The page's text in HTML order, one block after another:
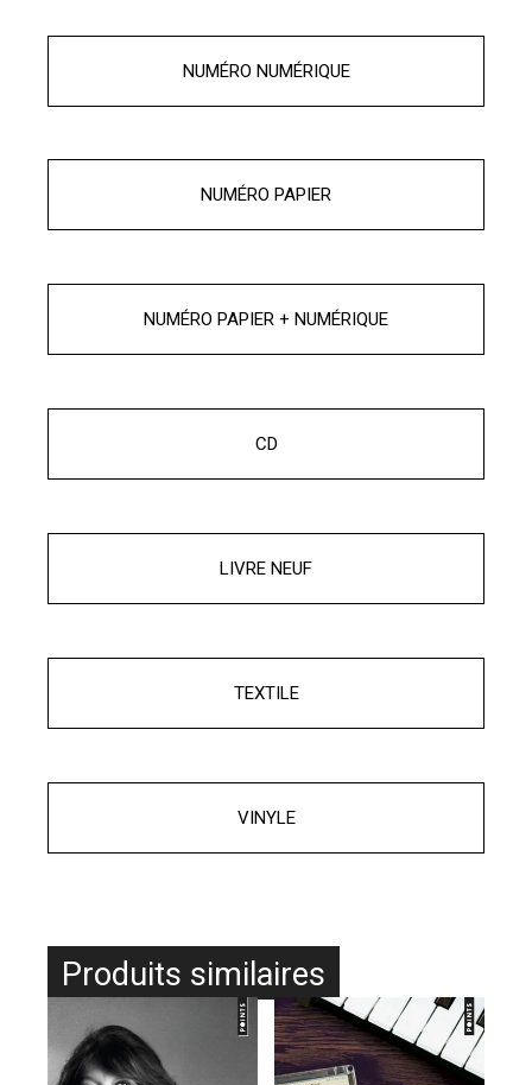
NUMÉRO NUMÉRIQUE
NUMÉRO PAPIER
NUMÉRO PAPIER + NUMÉRIQUE
CD
LIVRE NEUF
TEXTILE
VINYLE
Produits similaires